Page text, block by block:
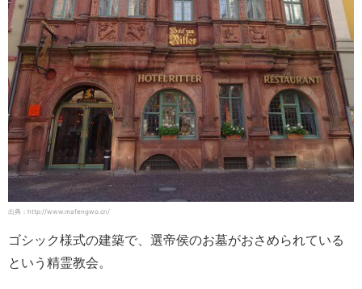
出典：http://www.mafengwo.cn/
ゴシック様式の建築で、選帝侯のお墓がおさめられている
という精霊教会。